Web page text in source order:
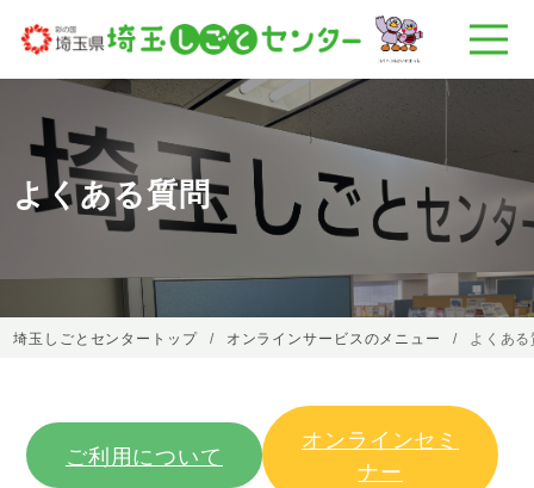
よくある質問
埼玉しごとセンタートップ オンラインサービスのメニュー よくあ
ご利用について
オンラインセミ
ナー